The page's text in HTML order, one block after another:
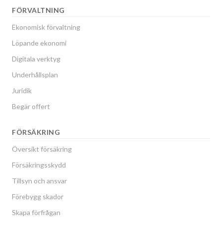
FÖRVALTNING
Ekonomisk förvaltning
Löpande ekonomi
Digitala verktyg
Underhållsplan
Juridik
Begär offert
FÖRSÄKRING
Översikt försäkring
Försäkringsskydd
Tillsyn och ansvar
Förebygg skador
Skapa förfrågan